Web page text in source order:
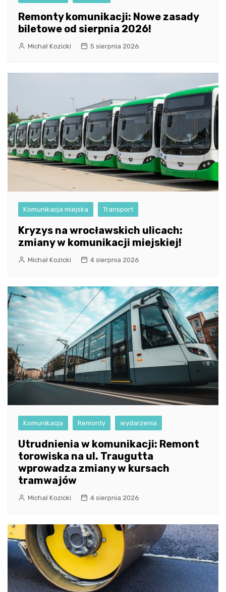
Remonty komunikacji: Nowe zasady
biletowe od sierpnia 2026!
Michał Kozicki 5 sierpnia 2026
Komunikacja miejska Transport
Kryzys na wrocławskich ulicach:
zmiany w komunikacji miejskiej!
Michał Kozicki 4 sierpnia 2026
Komunikacja Remonty wydarzenia
Utrudnienia w komunikacji: Remont
torowiska na ul. Traugutta
wprowadza zmiany w kursach
tramwajów
Michał Kozicki 4 sierpnia 2026